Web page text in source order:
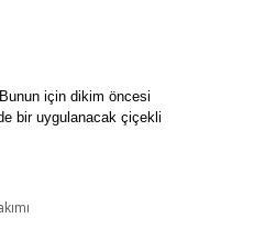
için dikim öncesi
bir uygulanacak çiçekli